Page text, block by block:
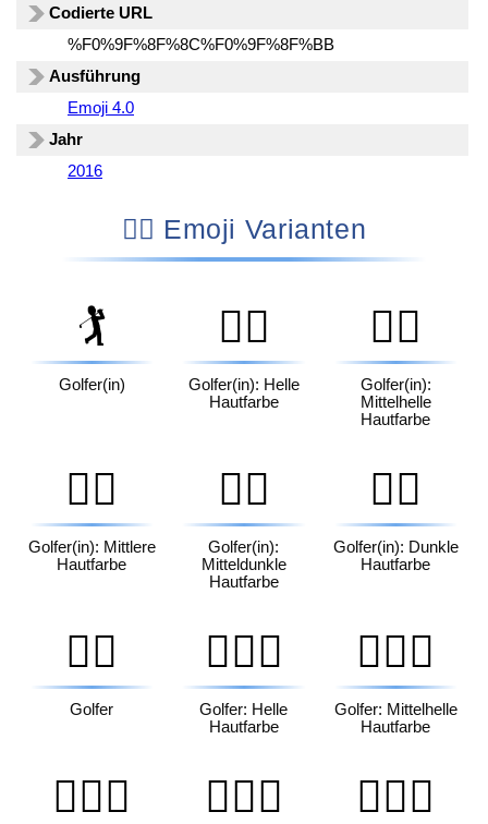
Codierte URL
%F0%9F%8F%8C%F0%9F%8F%BB
Ausführung
Emoji 4.0
Jahr
2016
🏌🏻 Emoji Varianten
🏌️
Golfer(in)
🏌🏻
Golfer(in): Helle
Hautfarbe
🏌🏼
Golfer(in):
Mittelhelle
Hautfarbe
🏌🏽
Golfer(in): Mittlere
Hautfarbe
🏌🏾
Golfer(in):
Mitteldunkle
Hautfarbe
🏌🏿
Golfer(in): Dunkle
Hautfarbe
🏌️‍♂️
Golfer
🏌🏻‍♂️
Golfer: Helle
Hautfarbe
🏌🏼‍♂️
Golfer: Mittelhelle
Hautfarbe
🏌🏽‍♂️ 🏌🏾‍♂️ 🏌🏿‍♂️